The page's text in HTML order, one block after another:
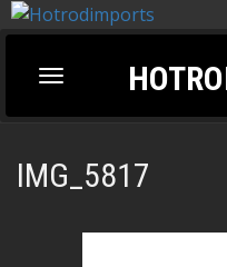
Toggle
navigation
IMG_5817